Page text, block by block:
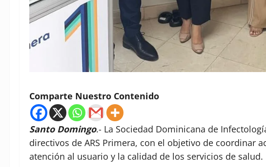
Comparte Nuestro Contenido
Santo Domingo.- La Sociedad Dominicana de
directivos de ARS Primera, con el objetivo de coordinar
atención al usuario y la calidad de los servicios de salud.